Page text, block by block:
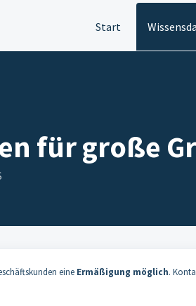
Start
für große
eine Ermäßigung möglich.